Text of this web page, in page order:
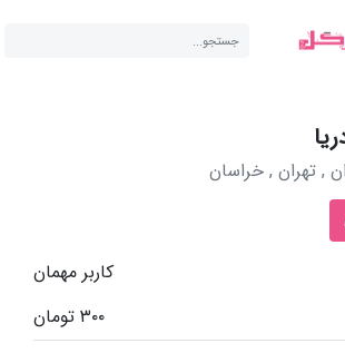
جستجو...
, تهران , خراسان
کاربر مهمان
300 تومان